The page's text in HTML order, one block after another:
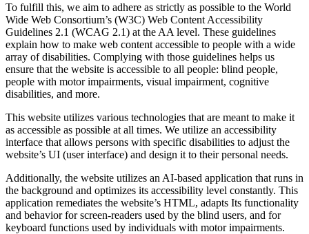
To fulfill this, we aim to adhere as strictly as possible to the World
Wide Web Consortium’s (W3C) Web Content Accessibility
Guidelines 2.1 (WCAG 2.1) at the AA level. These guidelines
explain how to make web content accessible to people with a wide
array of disabilities. Complying with those guidelines helps us
ensure that the website is accessible to all people: blind people,
people with motor impairments, visual impairment, cognitive
disabilities, and more.
This website utilizes various technologies that are meant to make it
as accessible as possible at all times. We utilize an accessibility
interface that allows persons with specific disabilities to adjust the
website’s UI (user interface) and design it to their personal needs.
Additionally, the website utilizes an AI-based application that runs in
the background and optimizes its accessibility level constantly. This
application remediates the website’s HTML, adapts Its functionality
and behavior for screen-readers used by the blind users, and for
keyboard functions used by individuals with motor impairments.